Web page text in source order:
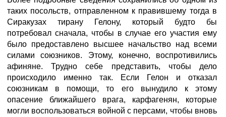
таких посольств, отправленном к правившему тогда в
Сиракузах тирану Гелону, который будто бы
потребовал сначала, чтобы в случае его участия ему
было предоставлено высшее начальство над всеми
силами союзников. Этому, конечно, воспротивились
афиняне. Трудно себе представить, чтобы дело
происходило именно так. Если Гелон и отказал
союзникам в помощи, то его вынудило к этому
опасение ближайшего врага, карфагенян, которые
могли воспользоваться войной с персами, чтобы вновь